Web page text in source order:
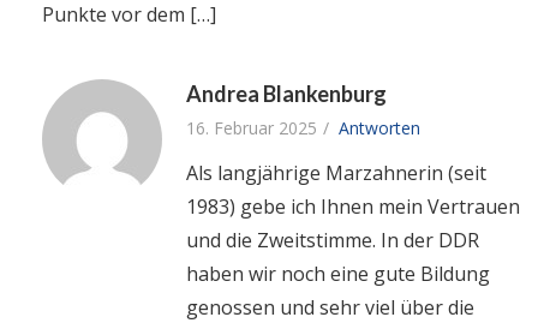
Punkte vor dem […]
Andrea Blankenburg
16. Februar 2025 Antworten
Als langjährige Marzahnerin (seit
1983) gebe ich Ihnen mein Vertrauen
und die Zweitstimme. In der DDR
haben wir noch eine gute Bildung
genossen und sehr viel über die